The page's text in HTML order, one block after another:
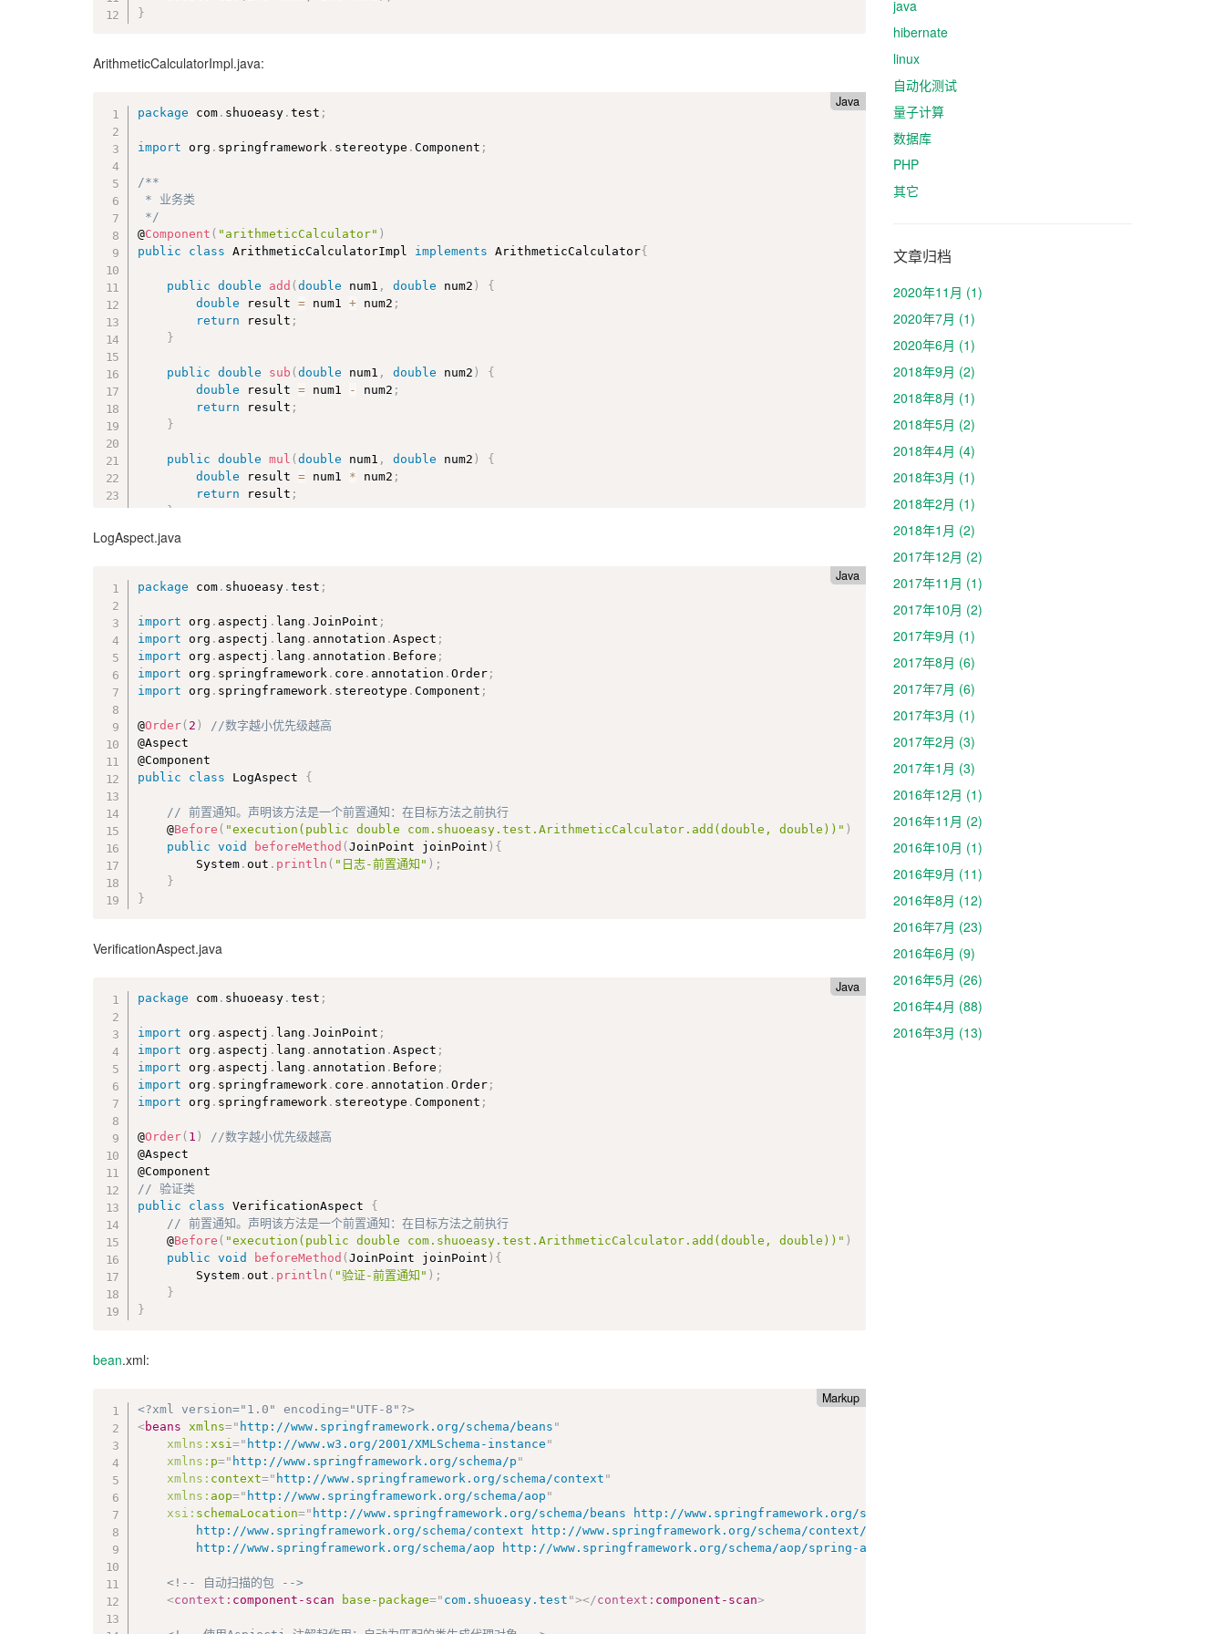
}
ArithmeticCalculatorImpl.java:
Java
package com . shuoeasy .test ;
import org . springframework . stereotype .Component ;
/**
* 业务类
*/
@Component ( "arithmeticCalculator" )
public
class ArithmeticCalculatorImpl implements ArithmeticCalculator{
public double add (double num1 , double num2 )
{
double result = num1 + num2 ;
return result ;
}
public double sub (double num1 , double num2 )
{
double result = num1 - num2 ;
return result ;
}
public double mul (double num1 , double num2 )
{
double result = num1 * num2 ;
return result ;
}
public
return
;
}
LogAspect.java
Java
package com . shuoeasy .test ;
import org . aspectj . lang .JoinPoint ;
import org . aspectj . lang . annotation .Aspect ;
import org . aspectj . lang . annotation . Before ;
import org . springframework . core . annotation .Order ;
import org . springframework . stereotype .Component ;
@Order( 2 )
//数字越小优先级越高
@Aspect
public
class LogAspect {
// 前置通知。声明该方法是一个前置通知：在目标方法之前执行
	@
Before ( "execution(public double com.shuoeasy.test.ArithmeticCalculator.add(double, double))" )
public
void beforeMethod (JoinPoint joinPoint ) {
		System
. out . println ( "日志-前置通知" ) ;
}
}
VerificationAspect.java
Java
package com . shuoeasy .test ;
import org . aspectj . lang .JoinPoint ;
import org . aspectj . lang . annotation .Aspect ;
import org . aspectj . lang . annotation . Before ;
import org . springframework . core . annotation .Order ;
import org . springframework . stereotype .Component ;
@Order( 1 )
//数字越小优先级越高
@Aspect
// 验证类
public
class VerificationAspect
{
// 前置通知。声明该方法是一个前置通知：在目标方法之前执行
	@
Before ( "execution(public double com.shuoeasy.test.ArithmeticCalculator.add(double, double))" )
public
void beforeMethod (JoinPoint joinPoint ) {
		System
. out . println ( "验证-前置通知" ) ;
}
}
bean.xml:
Markup
<?xml version="1.0" encoding="UTF-8"?>
<beans xmlns=" http://www.springframework.org/schema/beans "
xmlns: xsi=" http://www.w3.org/2001/XMLSchema-instance "
xmlns: p=" http://www.springframework.org/schema/p "
xmlns: context=" http://www.springframework.org/schema/context "
xmlns: aop=" http://www.springframework.org/schema/aop "
xsi: schemaLocation=" http://www.springframework.org/schema/beans http://www.springframework.org/schema/beans/spring-beans.xsd
		http://www.springframework.org/schema/aop http://www.springframework.org/schema/aop/spring-aop-4.2.xsd
<!-- 自动扫描的包 -->
<context: component-scan base-package=" com.shuoeasy.test "></context: component-scan>
java
hibernate
linux
自动化测试
量子计算
数据库
PHP
其它
文章归档
2020年11月 (1)
2020年7月 (1)
2020年6月 (1)
2018年9月 (2)
2018年8月 (1)
2018年5月 (2)
2018年4月 (4)
2018年3月 (1)
2018年2月 (1)
2018年1月 (2)
2017年12月 (2)
2017年11月 (1)
2017年10月 (2)
2017年9月 (1)
2017年8月 (6)
2017年7月 (6)
2017年3月 (1)
2017年2月 (3)
2017年1月 (3)
2016年12月 (1)
2016年11月 (2)
2016年10月 (1)
2016年9月 (11)
2016年8月 (12)
2016年7月 (23)
2016年6月 (9)
2016年5月 (26)
2016年4月 (88)
2016年3月 (13)